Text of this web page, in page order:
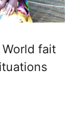
fait